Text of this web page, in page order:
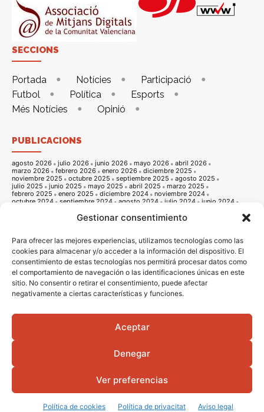
Gestionar consentimiento
Para ofrecer las mejores experiencias, utilizamos tecnologías como las
cookies para almacenar y/o acceder a la información del dispositivo. El
consentimiento de estas tecnologías nos permitirá procesar datos como
el comportamiento de navegación o las identificaciones únicas en este
sitio. No consentir o retirar el consentimiento, puede afectar
negativamente a ciertas características y funciones.
Aceptar
Denegar
Ver preferencias
Política de cookies Política de privacitat Aviso legal
SECCIONS
Portada Notícies
Participació
Futbol
Política
Esports
Més Notícies
Opinió
PUBLICACIONS
agosto 2026 julio 2026 junio 2026 mayo 2026
abril 2026
marzo 2026
febrero 2026 enero 2026
diciembre 2025
noviembre 2025
octubre 2025 septiembre 2025
agosto 2025
julio 2025
junio 2025 mayo 2025 abril 2025
marzo 2025
febrero 2025
enero 2025 diciembre 2024
noviembre 2024
octubre 2024
septiembre 2024 agosto 2024 julio 2024
junio 2024
noviembre 2023 octubre 2023
septiembre 2023
julio 2023 junio 2023 mayo 2023
abril 2023
noviembre 2022
octubre 2022 septiembre 2022
agosto 2022
julio 2022
junio 2022 mayo 2022 abril 2022
marzo 2022
febrero 2022
enero 2022 diciembre 2021
noviembre 2021
octubre 2021
septiembre 2021 agosto 2021 julio 2021
junio 2021
mayo 2021
abril 2021 marzo 2021 febrero 2021
enero 2021
diciembre 2020
noviembre 2020 octubre 2020
septiembre 2020
agosto 2020
julio 2020 junio 2020 mayo 2020
abril 2020
marzo 2020
febrero 2020 enero 2020 diciembre 2019
octubre 2019
agosto 2019
diciembre 2018
noviembre 2018 octubre 2018
septiembre 2018
junio 2018 mayo 2018
diciembre 2017
septiembre 2017
septiembre 2016
junio 2016
© 2016 - 2026 Vila-real informació | Avis legal |Politica de privacitat
de cookies|Diseño Web
Portada
Qui som